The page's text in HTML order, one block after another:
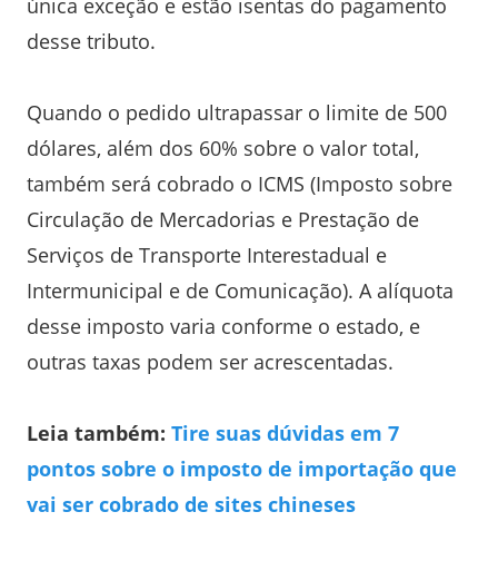
única exceção e estão isentas do pagamento
desse tributo.
Quando o pedido ultrapassar o limite de 500
dólares, além dos 60% sobre o valor total,
também será cobrado o ICMS (Imposto sobre
Circulação de Mercadorias e Prestação de
Serviços de Transporte Interestadual e
Intermunicipal e de Comunicação). A alíquota
desse imposto varia conforme o estado, e
outras taxas podem ser acrescentadas.
Leia também: Tire suas dúvidas em 7
pontos sobre o imposto de importação que
vai ser cobrado de sites chineses